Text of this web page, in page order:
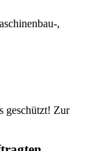
,
geschützt! Zur